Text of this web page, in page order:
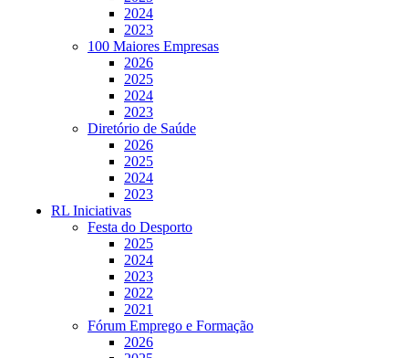
2024
2023
100 Maiores Empresas
2026
2025
2024
2023
Diretório de Saúde
2026
2025
2024
2023
RL Iniciativas
Festa do Desporto
2025
2024
2023
2022
2021
Fórum Emprego e Formação
2026